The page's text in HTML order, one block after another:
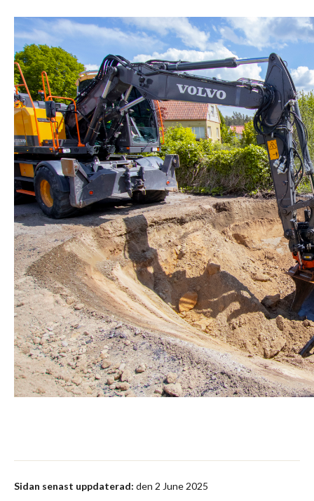
Sidan senast uppdaterad: den 2 June 2025